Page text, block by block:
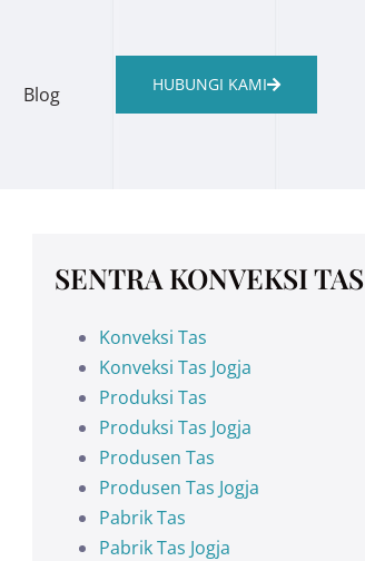
Blog HUBUNGI KAMI
SENTRA KONVEKSI TAS
Konveksi Tas
Konveksi Tas Jogja
Produksi Tas
Produksi Tas Jogja
Produsen Tas
Produsen Tas Jogja
Pabrik Tas
Pabrik Tas Jogja